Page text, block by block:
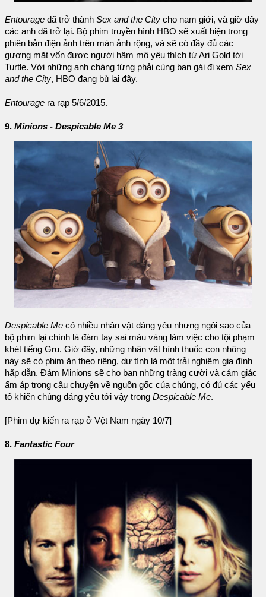
Entourage đã trở thành Sex and the City cho nam giới, và giờ đây
các anh đã trở lại. Bộ phim truyền hình HBO sẽ xuất hiện trong
phiên bản điện ảnh trên màn ảnh rộng, và sẽ có đầy đủ các
gương mặt vốn được người hâm mộ yêu thích từ Ari Gold tới
Turtle. Với những anh chàng từng phải cùng bạn gái đi xem Sex
and the City, HBO đang bù lại đây.
Entourage ra rạp 5/6/2015.
9. Minions - Despicable Me 3
Despicable Me có nhiều nhân vật đáng yêu nhưng ngôi sao của
bộ phim lại chính là đám tay sai màu vàng làm việc cho tội phạm
khét tiếng Gru. Giờ đây, những nhân vật hình thuốc con nhộng
này sẽ có phim ăn theo riêng, dự tính là một trải nghiệm gia đình
hấp dẫn. Đám Minions sẽ cho bạn những tràng cười và cảm giác
ấm áp trong câu chuyện về nguồn gốc của chúng, có đủ các yếu
tố khiến chúng đáng yêu tới vậy trong Despicable Me.
[Phim dự kiến ra rạp ở Vệt Nam ngày 10/7]
8. Fantastic Four